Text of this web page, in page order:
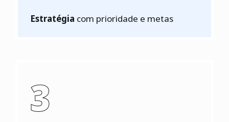
Estratégia com prioridade e metas
3